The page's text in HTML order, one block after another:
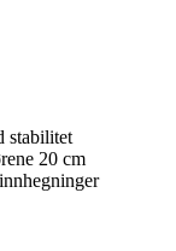
stabilitet
20 cm